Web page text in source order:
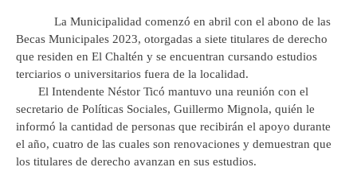
La Municipalidad comenzó en abril con el abono de las
Becas Municipales 2023, otorgadas a siete titulares de derecho
que residen en El Chaltén y se encuentran cursando estudios
terciarios o universitarios fuera de la localidad.
El Intendente Néstor Ticó mantuvo una reunión con el
secretario de Políticas Sociales, Guillermo Mignola, quién le
informó la cantidad de personas que recibirán el apoyo durante
el año, cuatro de las cuales son renovaciones y demuestran que
los titulares de derecho avanzan en sus estudios.